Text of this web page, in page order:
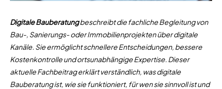
Digitale Bauberatungbeschreibt die fachliche Begleitung von
Bau-, Sanierungs- oder Immobilienprojekten über digitale
Kanäle. Sie ermöglicht schnellere Entscheidungen, bessere
Kostenkontrolle und ortsunabhängige Expertise. Dieser
aktuelle Fachbeitrag erklärt verständlich, was digitale
Bauberatung ist, wie sie funktioniert, für wen sie sinnvoll ist und